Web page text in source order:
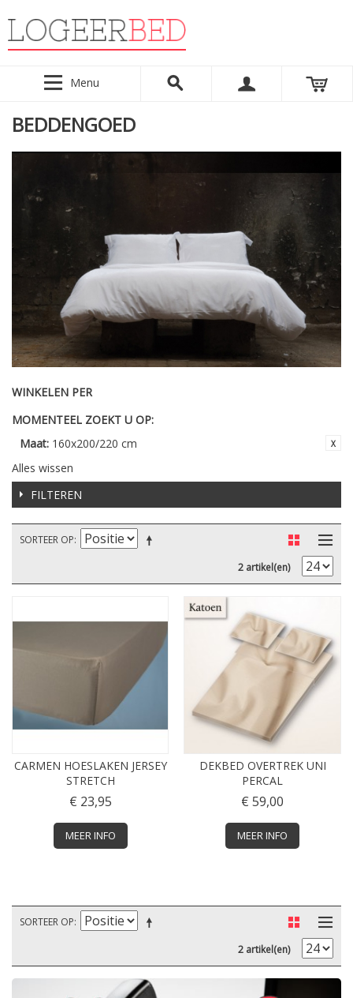
Menu
BEDDENGOED
WINKELEN PER
MOMENTEEL ZOEKT U OP:
Maat: 160x200/220 cm
Alles wissen
FILTEREN
SORTEER OP
2 artikel(en)
CARMEN HOESLAKEN JERSEY
STRETCH
€ 23,95
MEER INFO
DEKBED OVERTREK UNI
PERCAL
€ 59,00
MEER INFO
SORTEER OP
2 artikel(en)